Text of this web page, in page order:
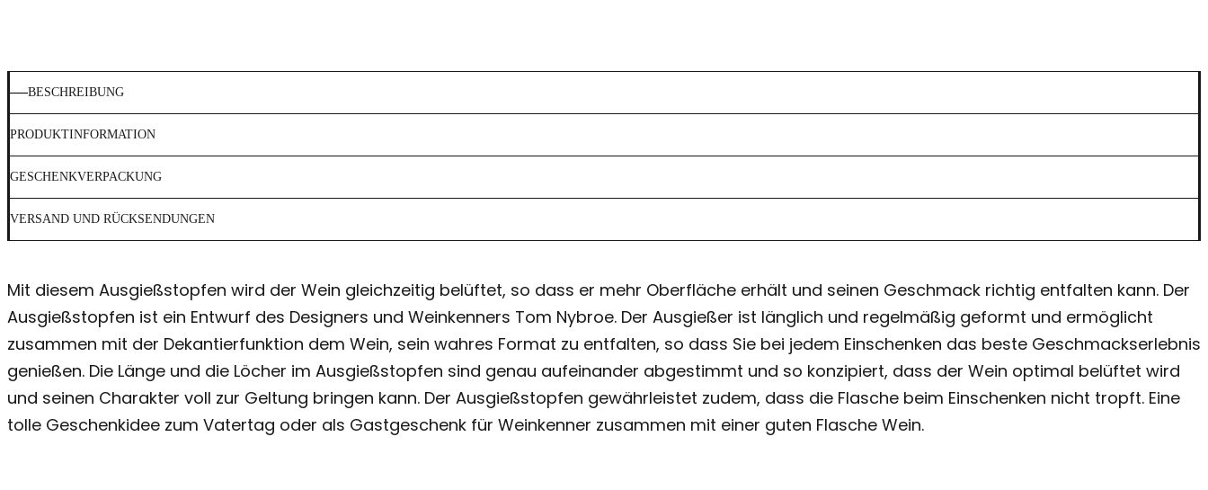
BESCHREIBUNG
PRODUKTINFORMATION
GESCHENKVERPACKUNG
VERSAND UND RÜCKSENDUNGEN
Mit diesem Ausgießstopfen wird der Wein gleichzeitig belüftet, so dass er mehr Oberfläche erhält und seinen Geschmack richtig entfalten kann. Der
Ausgießstopfen ist ein Entwurf des Designers und Weinkenners Tom Nybroe. Der Ausgießer ist länglich und regelmäßig geformt und ermöglicht
zusammen mit der Dekantierfunktion dem Wein, sein wahres Format zu entfalten, so dass Sie bei jedem Einschenken das beste Geschmackserlebnis
genießen. Die Länge und die Löcher im Ausgießstopfen sind genau aufeinander abgestimmt und so konzipiert, dass der Wein optimal belüftet wird
und seinen Charakter voll zur Geltung bringen kann. Der Ausgießstopfen gewährleistet zudem, dass die Flasche beim Einschenken nicht tropft. Eine
tolle Geschenkidee zum Vatertag oder als Gastgeschenk für Weinkenner zusammen mit einer guten Flasche Wein.